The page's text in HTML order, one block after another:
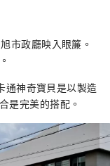
市政廳映入眼簾。
通神奇寶貝是以製造
是完美的搭配。